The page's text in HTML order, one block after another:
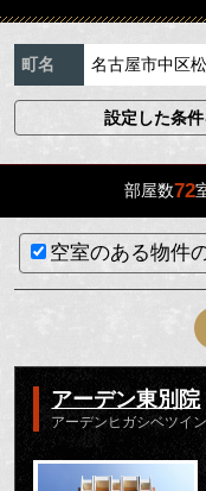
町名 名古屋市中区
設定した条
部屋数72
空室のある物件
アーデン東別院
アーデンヒガシベツイン